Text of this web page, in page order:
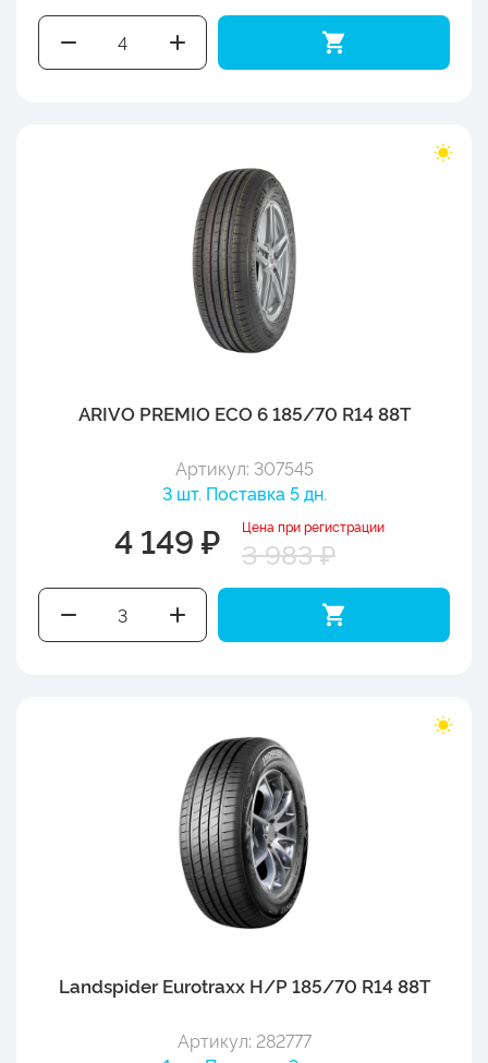
ARIVO PREMIO ECO 6 185/70 R14 88T
Артикул: 307545
3 шт. Поставка 5 дн.
4 149 ₽ Цена при регистрации
3 983 ₽
Landspider Eurotraxx H/P 185/70 R14 88T
Артикул: 282777